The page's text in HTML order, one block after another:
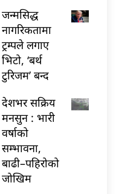
जन्मसिद्ध
नागरिकतामा
ट्रम्पले लगाए
भिटो, ‘बर्थ
टुरिजम’ बन्द
देशभर सक्रिय
मनसुन : भारी
वर्षाको
सम्भावना,
बाढी–पहिरोको
जोखिम